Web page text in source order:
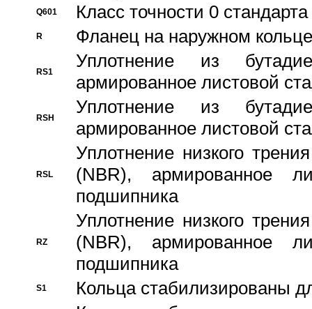
Q601 Класс точности 0
R Фланец на наружном кольце
RS1
Уплотнение из
армированное листовой
RSH
Уплотнение из
армированное листовой
RSL
Уплотнение низкого
(NBR), армированное
подшипника
RZ
Уплотнение низкого
(NBR), армированное
подшипника
S1 Кольца стабилизированы